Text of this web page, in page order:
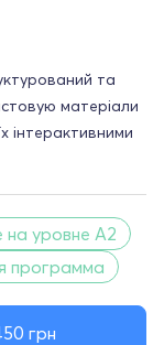
грн
та
матеріали
інтерактивними
на уровне A2
программа